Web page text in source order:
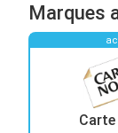
Marques